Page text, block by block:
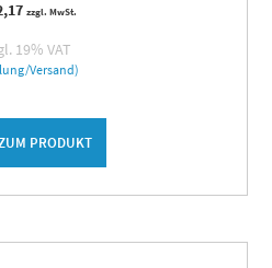
zzgl. MwSt.
19% VAT
Versand)
PRODUKT